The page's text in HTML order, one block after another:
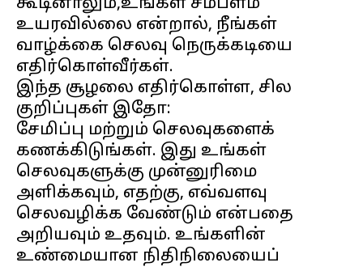
கூடினாலும்,உங்கள் சம்பளம்
உயரவில்லை என்றால், நீங்கள்
வாழ்க்கை செலவு நெருக்கடியை
எதிர்கொள்வீர்கள்.
இந்த சூழலை எதிர்கொள்ள, சில
குறிப்புகள் இதோ:
சேமிப்பு மற்றும் செலவுகளைக்
கணக்கிடுங்கள். இது உங்கள்
செலவுகளுக்கு முன்னுரிமை
அளிக்கவும், எதற்கு, எவ்வளவு
செலவழிக்க வேண்டும் என்பதை
அறியவும் உதவும். உங்களின்
உண்மையான நிதிநிலையைப்